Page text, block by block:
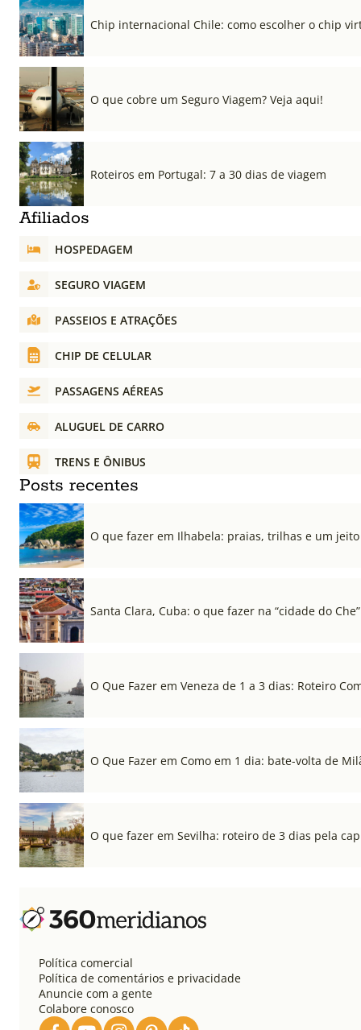
Chip internacional Chile: como escolher o chip
O que cobre um Seguro Viagem? Veja aqui!
Roteiros em Portugal: 7 a 30 dias de viagem
Afiliados
HOSPEDAGEM
SEGURO VIAGEM
PASSEIOS E ATRAÇÕES
CHIP DE CELULAR
PASSAGENS AÉREAS
ALUGUEL DE CARRO
TRENS E ÔNIBUS
Posts recentes
O que fazer em Ilhabela: praias, trilhas e um
Santa Clara, Cuba: o que fazer na “cidade do Che”
O Que Fazer em Veneza de 1 a 3 dias: Roteiro
O Que Fazer em Como em 1 dia: bate-volta de
O que fazer em Sevilha: roteiro de 3 dias pela
Política comercial
Política de comentários e privacidade
Anuncie com a gente
Colabore conosco